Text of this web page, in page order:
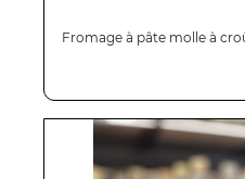
Fromage à pâte molle à